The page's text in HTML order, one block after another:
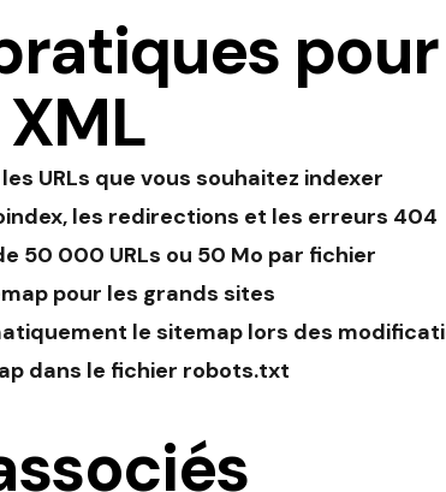
URLs que vous souhaitez indexer
les redirections et les erreurs 404
50 000 URLs ou 50 Mo par fichier
pour les grands sites
le sitemap lors des
dans le fichier robots.txt